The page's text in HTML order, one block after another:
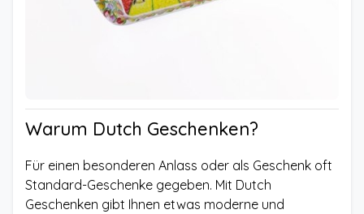
Warum Dutch Geschenken?
Für einen besonderen Anlass oder als Geschenk oft
Standard-Geschenke gegeben. Mit Dutch
Geschenken gibt Ihnen etwas moderne und